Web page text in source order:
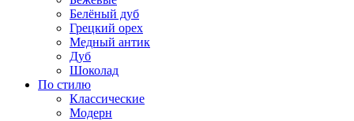
Белёный дуб
Грецкий орех
Медный антик
Дуб
Шоколад
По стилю
Классические
Модерн